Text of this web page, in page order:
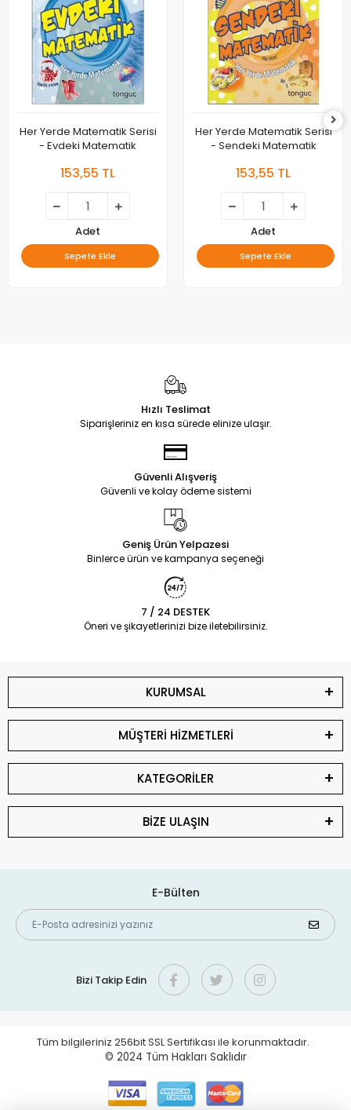
Her Yerde Matematik Serisi
- Evdeki Matematik
153,55 TL
Adet
Sepete Ekle
Her Yerde Matematik Serisi
- Sendeki Matematik
153,55 TL
Adet
Sepete Ekle
Hızlı Teslimat
Siparişleriniz en kısa sürede elinize ulaşır.
Güvenli Alışveriş
Güvenli ve kolay ödeme sistemi
Geniş Ürün Yelpazesi
Binlerce ürün ve kampanya seçeneği
7 / 24 DESTEK
Öneri ve şikayetlerinizi bize iletebilirsiniz.
KURUMSAL
MÜŞTERİ HİZMETLERİ
KATEGORİLER
BİZE ULAŞIN
E-Bülten
Bizi Takip Edin
Tüm bilgileriniz 256bit SSL Sertifikası ile korunmaktadır.
© 2024 Tüm Hakları Saklıdır